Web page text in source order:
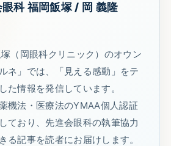
科 福岡飯塚 / 岡 義隆
（岡眼科クリニック）のオウン
ネ」では、「見える感動」をテ
た情報を発信しています。
機法・医療法のYMAA個人認証
ており、先進会眼科の執筆協力
る記事を読者にお届けします。